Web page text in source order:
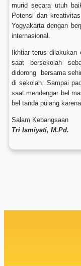
murid secara utuh
Potensi dan
Yogyakarta dengan
internasional.
Ikhtiar terus
saat bersekolah
didorong bersama
di sekolah. Sampai
saat mendengar bel
bel tanda pulang
Salam Kebangsaan
Tri Ismiyati, M.Pd.